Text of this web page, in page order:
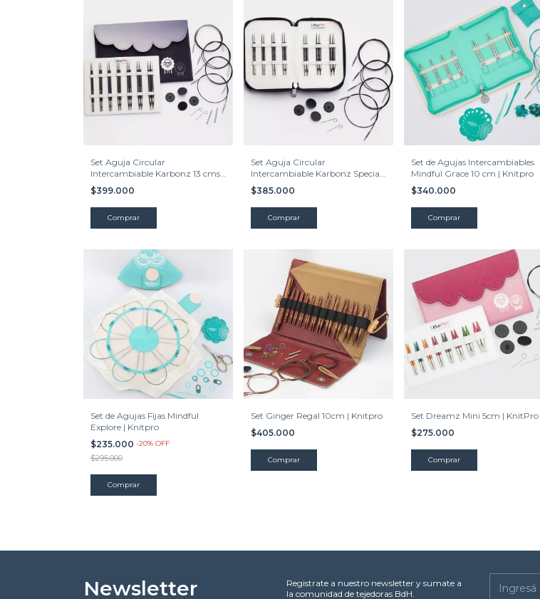
Set Aguja Circular
Intercambiable Karbonz 13 cms.
| Knitpro
$399.000
Set Aguja Circular
Intercambiable Karbonz Special
10 cms. | Knitpro
$385.000
Set de Agujas Intercambiables
Mindful Grace 10 cm | Knitpro
$340.000
Set de Agujas Fijas Mindful
Explore | Knitpro
$235.000 -20% OFF
$295.000
Set Ginger Regal 10cm | Knitpro
$405.000
Set Dreamz Mini 5cm | KnitPro
$275.000
Newsletter
Registrate a nuestro newsletter y sumate a
la comunidad de tejedoras BdH.